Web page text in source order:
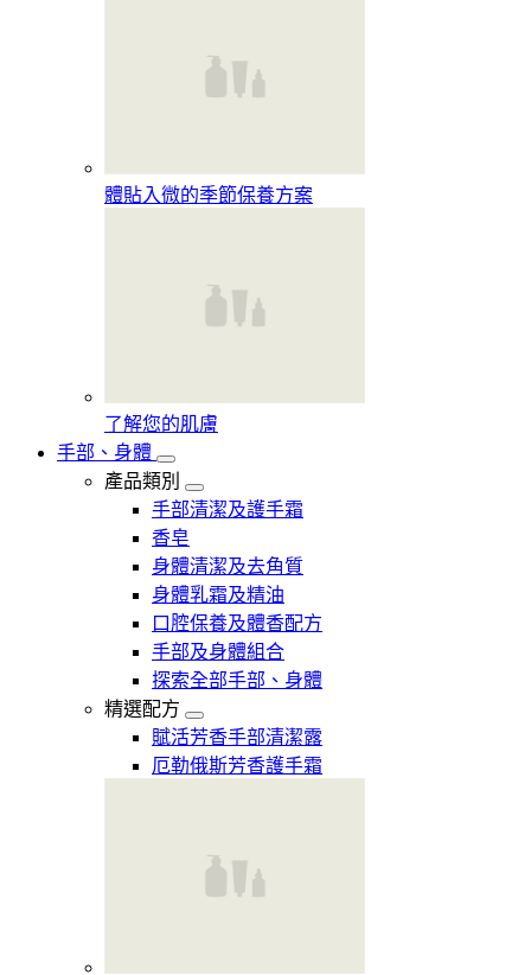
體貼入微的季節保養方案
了解您的肌膚
手部、身體
產品類別
手部清潔及護手霜
香皂
身體清潔及去角質
身體乳霜及精油
口腔保養及體香配方
手部及身體組合
探索全部手部、身體
精選配方
賦活芳香手部清潔露
厄勒俄斯芳香護手霜